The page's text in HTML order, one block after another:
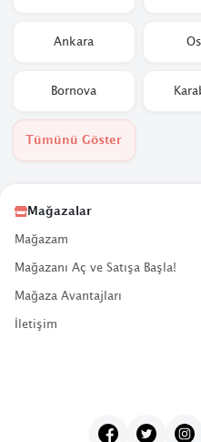
Ankara
Bornova
Tümünü Göster
Mağazalar
Mağazam
Mağazanı Aç ve Satışa Başla!
Mağaza Avantajları
İletişim